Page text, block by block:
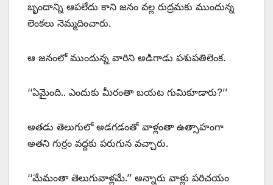
బృందాన్ని ఆపలేదు కాని జనం వల్ల రుద్రమకు ముందున్న
లెంకలు నెమ్మదించారు.
ఆ జనంలో ముందున్న వారిని అడిగాడు పశుపతిలెంక.
‘‘ఏమైంది.. ఎందుకు మీరంతా బయట గుమికూడారు?’’
అతడు తెలుగులో అడగడంతో వాళ్లంతా ఉత్సాహంగా
అతని గుర్రం వద్దకు పరుగున వచ్చారు.
‘‘మేమంతా తెలుగువాళ్లమే.’’ అన్నారు వాళ్లు పరిచయం